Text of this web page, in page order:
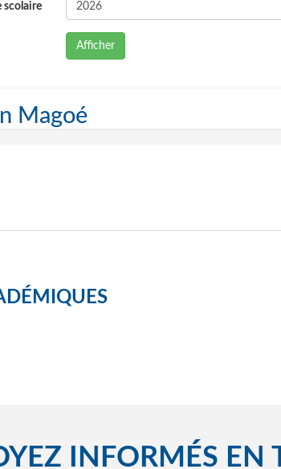
scolaire
Afficher
Magoé
INFORMÉS EN